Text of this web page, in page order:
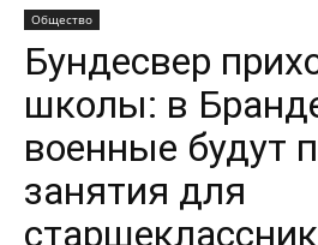
Общество
Бундесвер
школы: в
военные будут
занятия для